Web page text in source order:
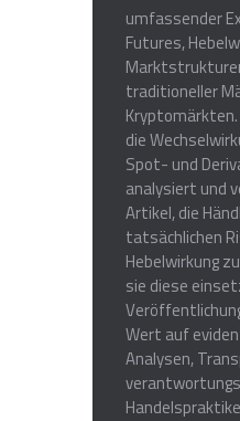
umfassender
Futures,
traditioneller
die
Spot- und
analysiert und
Artikel, die
tatsächlichen
Hebelwirkung
sie diese
Wert auf
Analysen,